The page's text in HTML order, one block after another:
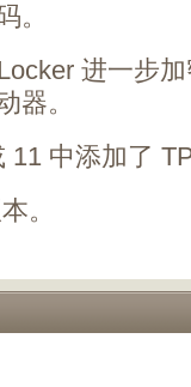
。
进一步
器。
11 中添加了
。